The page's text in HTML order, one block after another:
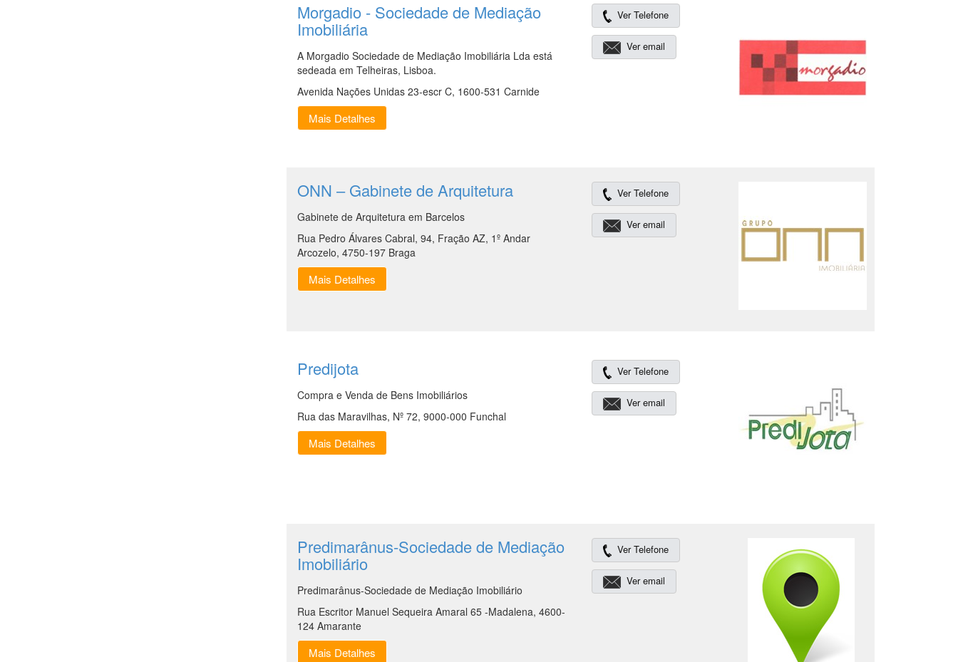
Morgadio - Sociedade de Mediação
Imobiliária
A Morgadio Sociedade de Mediação Imobiliária Lda está
sedeada em Telheiras, Lisboa.
Avenida Nações Unidas 23-escr C, 1600-531 Carnide
Mais Detalhes
Ver Telefone
Ver email
ONN – Gabinete de Arquitetura
Gabinete de Arquitetura em Barcelos
Rua Pedro Álvares Cabral, 94, Fração AZ, 1º Andar
Arcozelo, 4750-197 Braga
Mais Detalhes
Ver Telefone
Ver email
Predijota
Compra e Venda de Bens Imobiliários
Rua das Maravilhas, Nº 72, 9000-000 Funchal
Mais Detalhes
Ver Telefone
Ver email
Predimarânus-Sociedade de Mediação
Imobiliário
Predimarânus-Sociedade de Mediação Imobiliário
Rua Escritor Manuel Sequeira Amaral 65 -Madalena, 4600-
124 Amarante
Mais Detalhes
Ver Telefone
Ver email